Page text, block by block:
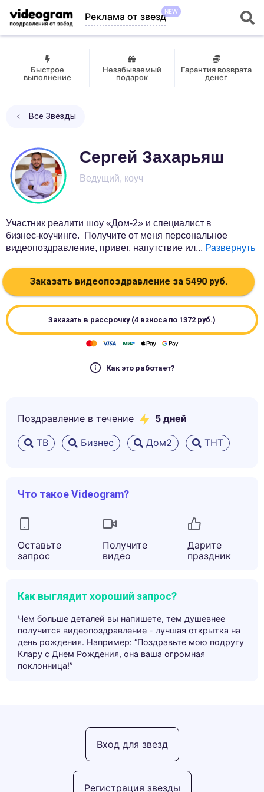
Реклама от звездNEW
Быстрое
выполнение
Незабываемый
подарок
Гарантия возврата
денег
Все Звёзды
Сергей Захарьяш
Ведущий, коуч
Участник реалити шоу «Дом-2» и специалист в
бизнес-коучинге. Получите от меня персональное
видеопоздравление, привет, напутствие ил... Развернуть
Заказать видеопоздравление за5490руб.
Заказать в рассрочку (4 взноса по 1372 руб.)
Как это работает?
Поздравление в течение 5 дней
ТВ Бизнес Дом2 ТНТ
Что такое Videogram?
Оставьте
запрос
Получите
видео
Дарите
праздник
Как выглядит хороший запрос?
Чем больше деталей вы напишете, тем душевнее
получится видеопоздравление - лучшая открытка на
день рождения. Например: “Поздравьте мою подругу
Клару с Днем Рождения, она ваша огромная
поклонница!”
Регистрация звезды
Вход для звезд